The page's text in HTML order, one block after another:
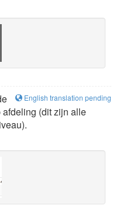
English translation pending
(dit zijn alle